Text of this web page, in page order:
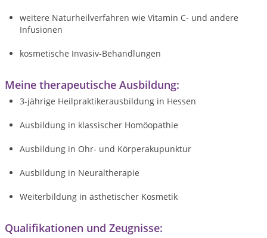
weitere Naturheilverfahren wie Vitamin C- und andere
Infusionen
kosmetische Invasiv-Behandlungen
Meine therapeutische Ausbildung:
3-jährige Heilpraktikerausbildung in Hessen
Ausbildung in klassischer Homöopathie
Ausbildung in Ohr- und Körperakupunktur
Ausbildung in Neuraltherapie
Weiterbildung in ästhetischer Kosmetik
Qualifikationen und Zeugnisse: